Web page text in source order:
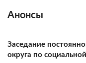
Анонсы
Заседание
округа по